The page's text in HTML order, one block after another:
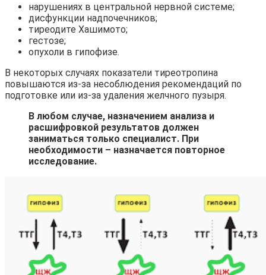
нарушениях в центральной нервной системе;
дисфункции надпочечников;
тиреодите Хашимото;
гестозе;
опухоли в гипофизе.
В некоторых случаях показатели тиреотропина
повышаются из-за несоблюдения рекомендаций по
подготовке или из-за удаления желчного пузыря.
В любом случае, назначением анализа и
расшифровкой результатов должен
заниматься только специалист. При
необходимости – назначается повторное
исследование.